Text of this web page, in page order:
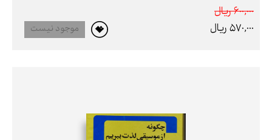
600,000 ريال
570,000 ريال
موجود نیست